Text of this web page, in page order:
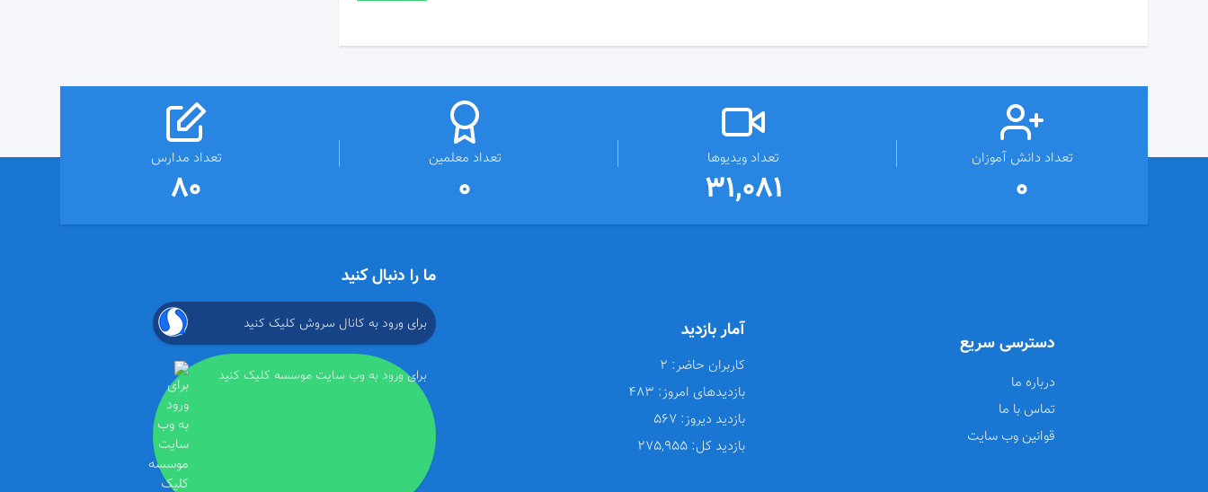
تعداد دانش آموزان
0
تعداد ویدیوها
31,081
تعداد معلمین
0
تعداد مدارس
80
دسترسی سریع
درباره ما
تماس با ما
قوانین وب سایت
آمار بازدید
کاربران حاضر:
بازدیدهای امروز:
بازدید دیروز:
بازدید کل:
ما را دنبال کنید
برای ورود به کانال سروش کلیک کنید
برای ورود به وب سایت موسسه کلیک کنید